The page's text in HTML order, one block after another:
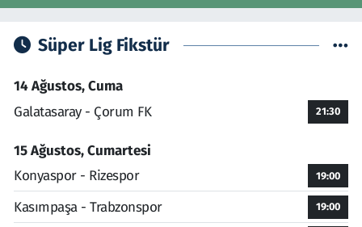
Süper Lig Fikstür
14 Ağustos, Cuma
Galatasaray - Çorum FK
21:30
15 Ağustos, Cumartesi
Konyaspor - Rizespor
19:00
Kasımpaşa - Trabzonspor 19:00